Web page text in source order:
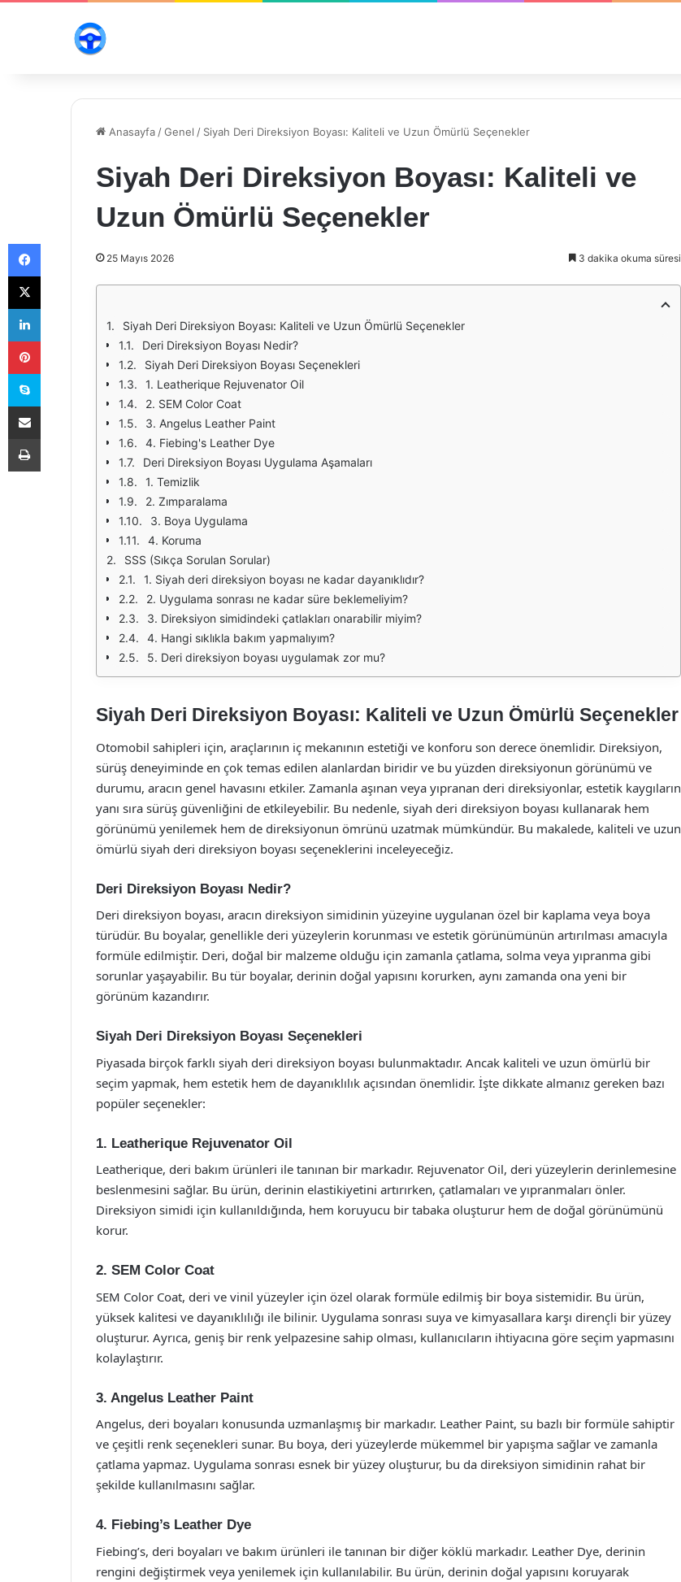
Anasayfa /Genel / Siyah Deri Direksiyon Boyası: Kaliteli ve Uzun Ömürlü Seçenekler
Siyah Deri Direksiyon Boyası: Kaliteli ve
Uzun Ömürlü Seçenekler
25 Mayıs 2026 3 dakika okuma süresi
Siyah Deri Direksiyon Boyası: Kaliteli ve Uzun Ömürlü Seçenekler
Deri Direksiyon Boyası Nedir?
Siyah Deri Direksiyon Boyası Seçenekleri
1. Leatherique Rejuvenator Oil
2. SEM Color Coat
3. Angelus Leather Paint
4. Fiebing's Leather Dye
Deri Direksiyon Boyası Uygulama Aşamaları
1. Temizlik
2. Zımparalama
3. Boya Uygulama
4. Koruma
SSS (Sıkça Sorulan Sorular)
1. Siyah deri direksiyon boyası ne kadar dayanıklıdır?
2. Uygulama sonrası ne kadar süre beklemeliyim?
3. Direksiyon simidindeki çatlakları onarabilir miyim?
4. Hangi sıklıkla bakım yapmalıyım?
5. Deri direksiyon boyası uygulamak zor mu?
Siyah Deri Direksiyon Boyası: Kaliteli ve Uzun Ömürlü Seçenekler
Otomobil sahipleri için, araçlarının iç mekanının estetiği ve konforu son derece önemlidir. Direksiyon,
sürüş deneyiminde en çok temas edilen alanlardan biridir ve bu yüzden direksiyonun görünümü ve
durumu, aracın genel havasını etkiler. Zamanla aşınan veya yıpranan deri direksiyonlar, estetik kaygıların
yanı sıra sürüş güvenliğini de etkileyebilir. Bu nedenle, siyah deri direksiyon boyası kullanarak hem
görünümü yenilemek hem de direksiyonun ömrünü uzatmak mümkündür. Bu makalede, kaliteli ve uzun
ömürlü siyah deri direksiyon boyası seçeneklerini inceleyeceğiz.
Deri Direksiyon Boyası Nedir?
Deri direksiyon boyası, aracın direksiyon simidinin yüzeyine uygulanan özel bir kaplama veya boya
türüdür. Bu boyalar, genellikle deri yüzeylerin korunması ve estetik görünümünün artırılması amacıyla
formüle edilmiştir. Deri, doğal bir malzeme olduğu için zamanla çatlama, solma veya yıpranma gibi
sorunlar yaşayabilir. Bu tür boyalar, derinin doğal yapısını korurken, aynı zamanda ona yeni bir
görünüm kazandırır.
Siyah Deri Direksiyon Boyası Seçenekleri
Piyasada birçok farklı siyah deri direksiyon boyası bulunmaktadır. Ancak kaliteli ve uzun ömürlü bir
seçim yapmak, hem estetik hem de dayanıklılık açısından önemlidir. İşte dikkate almanız gereken bazı
popüler seçenekler:
1. Leatherique Rejuvenator Oil
Leatherique, deri bakım ürünleri ile tanınan bir markadır. Rejuvenator Oil, deri yüzeylerin derinlemesine
beslenmesini sağlar. Bu ürün, derinin elastikiyetini artırırken, çatlamaları ve yıpranmaları önler.
Direksiyon simidi için kullanıldığında, hem koruyucu bir tabaka oluşturur hem de doğal görünümünü
korur.
2. SEM Color Coat
SEM Color Coat, deri ve vinil yüzeyler için özel olarak formüle edilmiş bir boya sistemidir. Bu ürün,
yüksek kalitesi ve dayanıklılığı ile bilinir. Uygulama sonrası suya ve kimyasallara karşı dirençli bir yüzey
oluşturur. Ayrıca, geniş bir renk yelpazesine sahip olması, kullanıcıların ihtiyacına göre seçim yapmasını
kolaylaştırır.
3. Angelus Leather Paint
Angelus, deri boyaları konusunda uzmanlaşmış bir markadır. Leather Paint, su bazlı bir formüle sahiptir
ve çeşitli renk seçenekleri sunar. Bu boya, deri yüzeylerde mükemmel bir yapışma sağlar ve zamanla
çatlama yapmaz. Uygulama sonrası esnek bir yüzey oluşturur, bu da direksiyon simidinin rahat bir
şekilde kullanılmasını sağlar.
4. Fiebing’s Leather Dye
Fiebing’s, deri boyaları ve bakım ürünleri ile tanınan bir diğer köklü markadır. Leather Dye, derinin
rengini değiştirmek veya yenilemek için kullanılabilir. Bu ürün, derinin doğal yapısını koruyarak
Facebook
X
LinkedIn
Pinterest
Skype
E-Posta ile paylaş